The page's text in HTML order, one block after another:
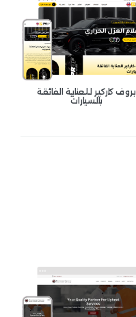
بروف كاركير للعناية الفائقة
بالسيارات